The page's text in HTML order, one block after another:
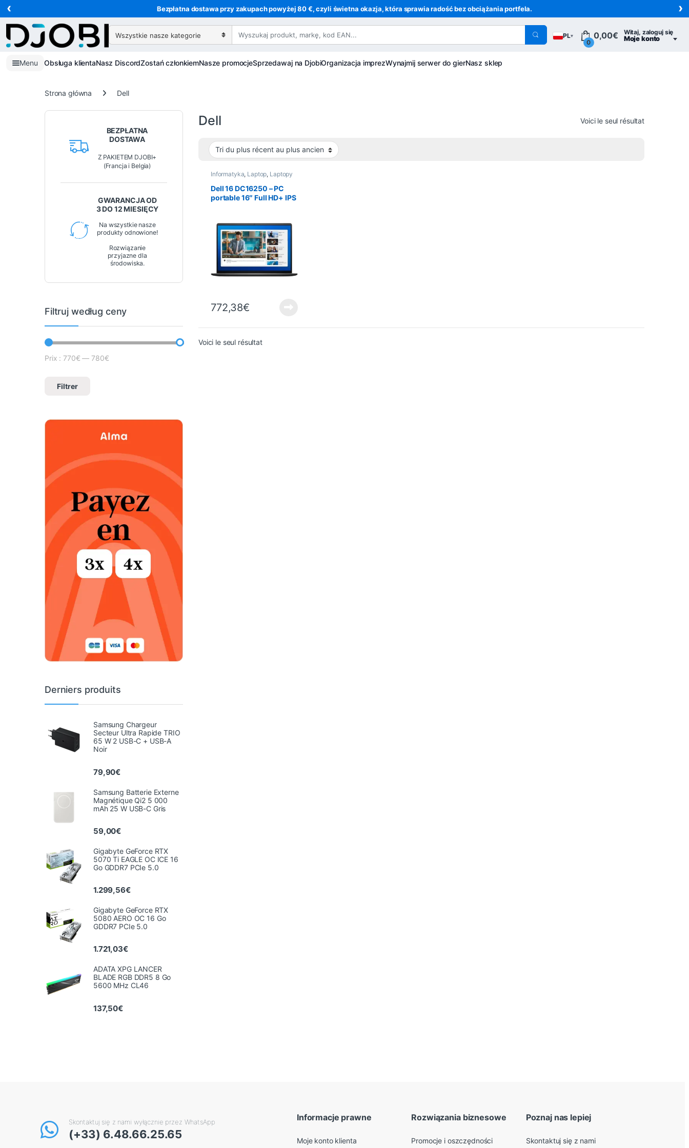
Przejdź do nawigacji
Przejdź do treści
‹ Bezpłatna dostawa przy zakupach powyżej 80 €, czyli świetna okazja, która sprawia radość bez obciążania portfela. ›
Wyszukaj:
PL▾ Witaj, zaloguj się
Moje konto
0
0,00€
Menu Obsługa klientaNasz DiscordZostań członkiemNasze promocjeSprzedawaj na DjobiOrganizacja imprezWynajmij serwer do gierNasz sklep
Strona główna Dell
Dell Voici le seul résultat
Informatyka, Laptop, Laptopy
Dell 16 DC16250 – PC
portable 16″ Full HD+ IPS
Windows 11 Pro
772,38€
Voici le seul résultat
BEZPŁATNA
DOSTAWA
Z PAKIETEM DJOBI+
(Francja i Belgia)
GWARANCJA OD
3 DO 12 MIESIĘCY
Na wszystkie nasze
produkty odnowione!
Rozwiązanie
przyjazne dla
środowiska.
Filtruj według ceny
Cena minimalna
Prix max
Filtrer
Prix :770€ —780€
Derniers produits
Samsung Chargeur
Secteur Ultra Rapide TRIO
65 W 2 USB-C + USB-A
Noir
79,90€
Samsung Batterie Externe
Magnétique Qi2 5 000
mAh 25 W USB-C Gris
59,00€
Gigabyte GeForce RTX
5070 Ti EAGLE OC ICE 16
Go GDDR7 PCIe 5.0
1.299,56€
Gigabyte GeForce RTX
5080 AERO OC 16 Go
GDDR7 PCIe 5.0
1.721,03€
ADATA XPG LANCER
BLADE RGB DDR5 8 Go
5600 MHz CL46
137,50€
Skontaktuj się z nami wyłącznie przez WhatsApp
(+33) 6.48.66.25.65
Informacje prawne
Moje konto klienta
Rozwiązania biznesowe
Promocje i oszczędności
Poznaj nas lepiej
Skontaktuj się z nami